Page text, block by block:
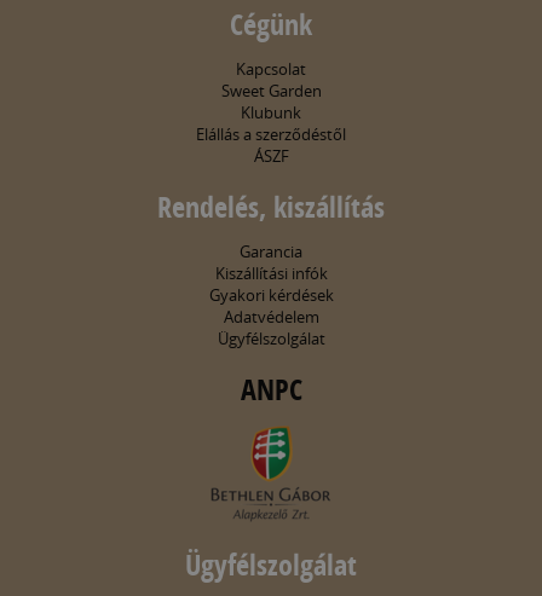
Cégünk
Kapcsolat
Sweet Garden
Klubunk
Elállás a szerződéstől
ÁSZF
Rendelés, kiszállítás
Garancia
Kiszállítási infók
Gyakori kérdések
Adatvédelem
Ügyfélszolgálat
ANPC
Ügyfélszolgálat